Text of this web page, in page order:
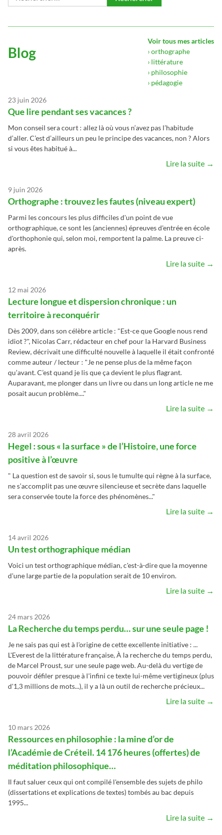
Blog
Voir tous mes articles
› orthographe
› littérature
› philosophie
› pédagogie
23 juin 2026
Que lire pendant ses vacances ?
Mon conseil sera court : allez là où vous n’avez pas l’habitude
d’aller. C’est d’ailleurs un peu le principe des vacances, non ? Alors
si vous êtes habitué à...
Lire la suite →
9 juin 2026
Orthographe : trouvez les fautes (niveau expert)
Parmi les concours les plus difficiles d'un point de vue
orthographique, ce sont les (anciennes) épreuves d'entrée en école
d'orthophonie qui, selon moi, remportent la palme. La preuve ci-
après.
Lire la suite →
12 mai 2026
Lecture longue et dispersion chronique : un
territoire à reconquérir
Dès 2009, dans son célèbre article : "Est-ce que Google nous rend
idiot ?", Nicolas Carr, rédacteur en chef pour la Harvard Business
Review, décrivait une difficulté nouvelle à laquelle il était confronté
comme auteur / lecteur : "Je ne pense plus de la même façon
qu’avant. C’est quand je lis que ça devient le plus flagrant.
Auparavant, me plonger dans un livre ou dans un long article ne me
posait aucun problème...."
Lire la suite →
28 avril 2026
Hegel : sous « la surface » de l’Histoire, une force
positive à l’œuvre
" La question est de savoir si, sous le tumulte qui règne à la surface,
ne s’accomplit pas une œuvre silencieuse et secrète dans laquelle
sera conservée toute la force des phénomènes..."
Lire la suite →
14 avril 2026
Un test orthographique médian
Voici un test orthographique médian, c'est-à-dire que la moyenne
d'une large partie de la population serait de 10 environ.
Lire la suite →
24 mars 2026
La Recherche du temps perdu… sur une seule page !
Je ne sais pas qui est à l'origine de cette excellente initiative : ...
L'Everest de la littérature française, À la recherche du temps perdu,
de Marcel Proust, sur une seule page web. Au-delà du vertige de
pouvoir défiler presque à l'infini ce texte lui-même vertigineux (plus
d'1,3 millions de mots...), il y a là un outil de recherche précieux...
Lire la suite →
10 mars 2026
Ressources en philosophie : la mine d’or de
l’Académie de Créteil. 14 176 heures (offertes) de
méditation philosophique…
Il faut saluer ceux qui ont compilé l'ensemble des sujets de philo
(dissertations et explications de textes) tombés au bac depuis
1995...
Lire la suite →